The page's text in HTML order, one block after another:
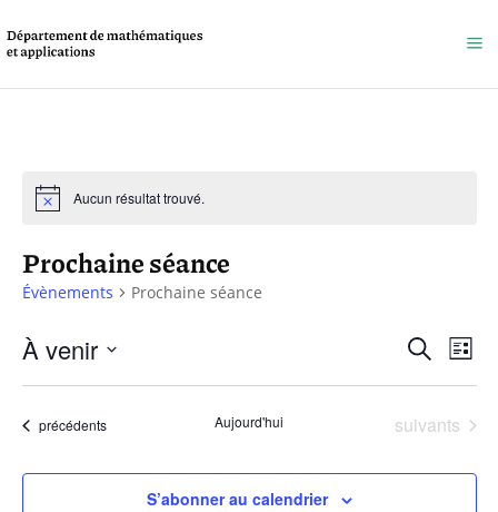
Aucun résultat trouvé.
Prochaine séance
Évènements Prochaine séance
et
de
Recherche
de
Liste
À venir
Sélectionnez
date.
Évènements
précédents Aujourd'hui Évènements
suivants
S’abonner au calendrier